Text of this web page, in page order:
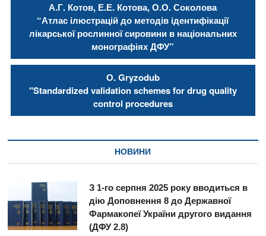
А.Г. Котов, Е.Е. Котова, О.О. Соколова
“Атлас ілюстрацій до методів ідентифікації
лікарської рослинної сировини в національних
монографіях ДФУ”
О. Gryzodub
"Standardized validation schemes for drug quality
control procedures
НОВИНИ
З 1-го серпня 2025 року вводиться в
дію Доповнення 8 до Державної
Фармакопеї України другого видання
(ДФУ 2.8)